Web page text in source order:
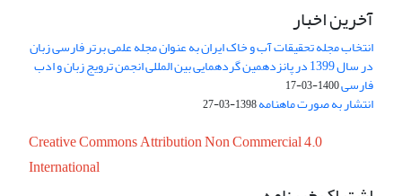
آخرین اخبار
انتخاب مجله تحقیقات آب و خاک ایران به عنوان مجله علمی برتر فارسی زبان
در سال 1399 در پانزدهمین گردهمایی بین المللی انجمن ترویج زبان و ادب
فارسی1400-03-17
انتشار به صورت ماهنامه1398-03-27
Creative Commons Attribution Non Commercial 4.0
International